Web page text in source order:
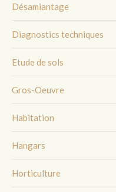
Désamiantage
Diagnostics techniques
Etude de sols
Gros-Oeuvre
Habitation
Hangars
Horticulture